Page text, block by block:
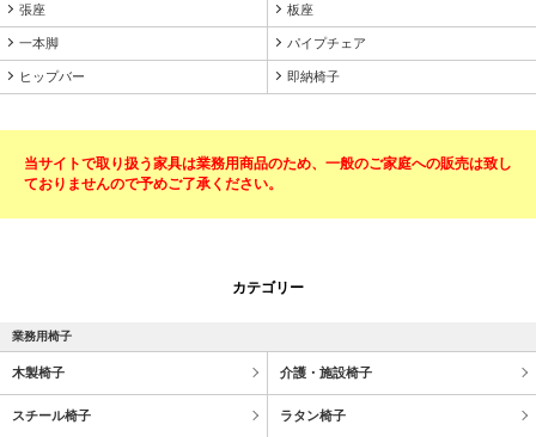
張座 板座
一本脚 パイプチェア
ヒップバー 即納椅子
当サイトで取り扱う家具は業務用商品のため、一般のご家庭への販売は致し
ておりませんので予めご了承ください。
カテゴリー
業務用椅子
木製椅子 介護・施設椅子
スチール椅子 ラタン椅子